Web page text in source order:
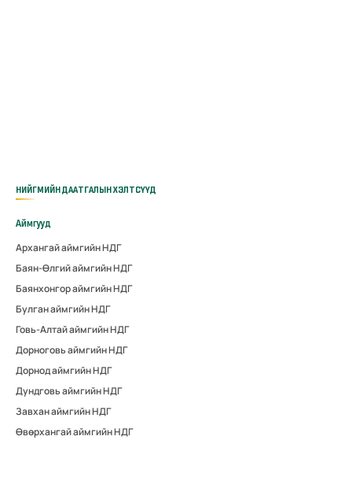
НИЙГМИЙН ДААТГАЛЫН ХЭЛТСҮҮД
Аймгууд
Архангай аймгийн НДГ
Баян-Өлгий аймгийн НДГ
Баянхонгор аймгийн НДГ
Булган аймгийн НДГ
Говь-Алтай аймгийн НДГ
Дорноговь аймгийн НДГ
Дорнод аймгийн НДГ
Дундговь аймгийн НДГ
Завхан аймгийн НДГ
Өвөрхангай аймгийн НДГ